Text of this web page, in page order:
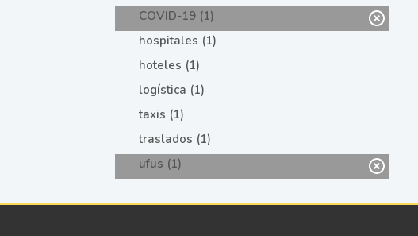
COVID-19 (1)
hospitales (1)
hoteles (1)
logística (1)
taxis (1)
traslados (1)
ufus (1)